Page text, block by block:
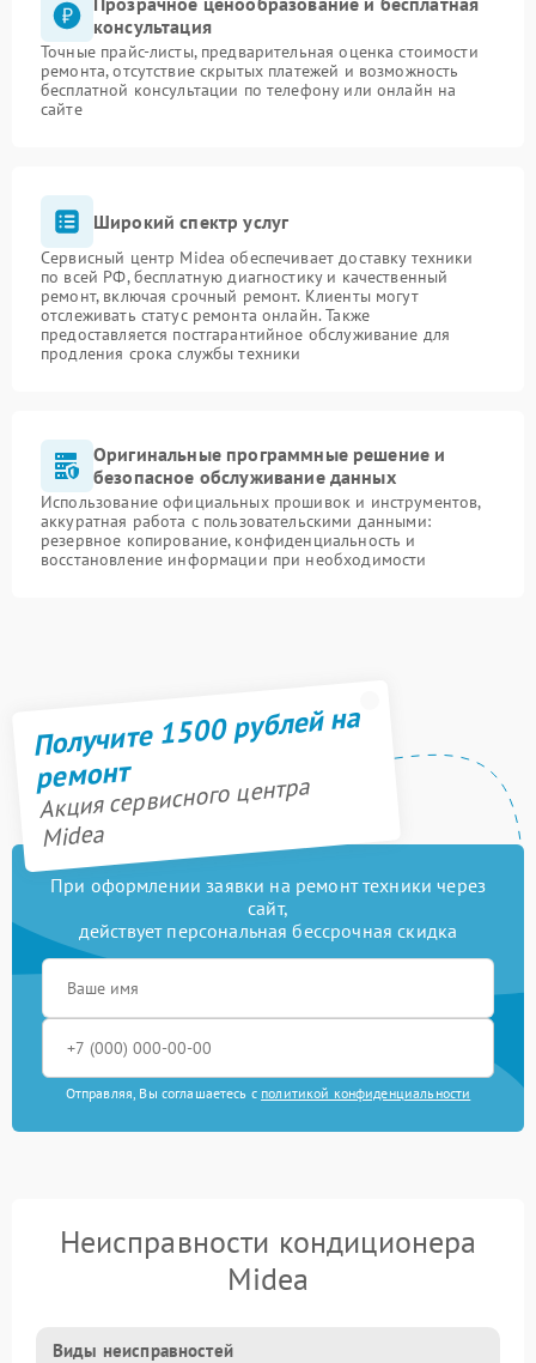
консультация
Точные прайс-листы, предварительная оценка стоимости
ремонта, отсутствие скрытых платежей и возможность
бесплатной консультации по телефону или онлайн на
сайте
Широкий спектр услуг
Сервисный центр Midea обеспечивает доставку техники
по всей РФ, бесплатную диагностику и качественный
ремонт, включая срочный ремонт. Клиенты могут
отслеживать статус ремонта онлайн. Также
предоставляется постгарантийное обслуживание для
продления срока службы техники
Оригинальные программные решение и
безопасное обслуживание данных
Использование официальных прошивок и инструментов,
аккуратная работа с пользовательскими данными:
резервное копирование, конфиденциальность и
восстановление информации при необходимости
Получите 1500 рублей на
ремонт
Акция сервисного центра
Midea
При оформлении заявки на ремонт техники через
сайт,
действует персональная бессрочная скидка
Отправляя, Вы соглашаетесь с политикой конфиденциальности
Неисправности кондиционера
Midea
Виды неисправностей